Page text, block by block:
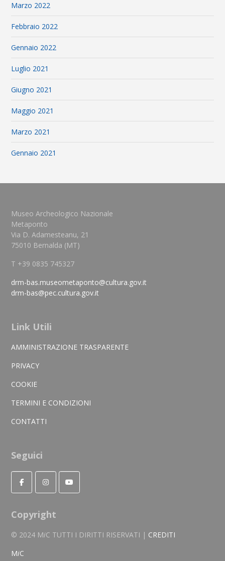
Marzo 2022
Febbraio 2022
Gennaio 2022
Luglio 2021
Giugno 2021
Maggio 2021
Marzo 2021
Gennaio 2021
Museo Archeologico Nazionale
Metaponto
Via D. Adamesteanu, 21
75010 Bernalda (MT)
T +39 0835 745327
drm-bas.museometaponto@cultura.gov.it
drm-bas@pec.cultura.gov.it
Link Utili
AMMINISTRAZIONE TRASPARENTE
PRIVACY
COOKIE
TERMINI E CONDIZIONI
CONTATTI
Seguici
Copyright
© 2024 MiC TUTTI I DIRITTI RISERVATI | CREDITI
MiC